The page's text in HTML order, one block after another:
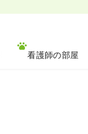
看護師の部屋